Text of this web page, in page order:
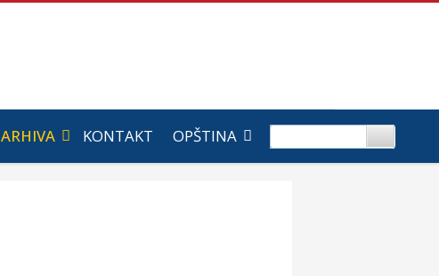
ARHIVA KONTAKT OPŠTINA